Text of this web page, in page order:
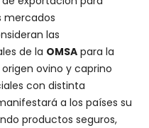
mercados
las
de la OMSA para la
ovino y caprino
con distinta
a los países su
productos seguros,